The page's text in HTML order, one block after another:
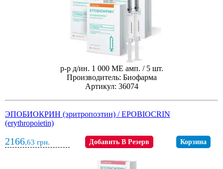
р-р д/ин. 1 000 МЕ амп. / 5 шт.
Производитель: Биофарма
Артикул: 36074
ЭПОБИОКРИН (эритропоэтин) / EPOBIOCRIN
(erythropoietin)
2166,63 грн. Добавить В Резерв Корзина